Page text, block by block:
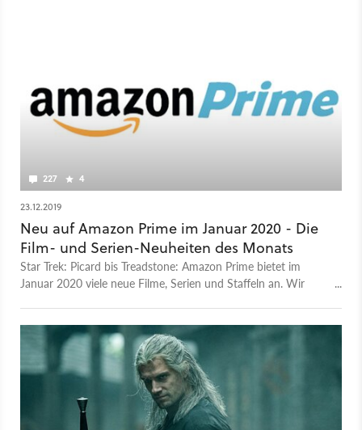
227 4
23.12.2019
Neu auf Amazon Prime im Januar 2020 - Die
Film- und Serien-Neuheiten des Monats
Star Trek: Picard bis Treadstone: Amazon Prime bietet im
Januar 2020 viele neue Filme, Serien und Staffeln an. Wir